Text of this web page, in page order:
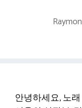
안녕하세요, 노